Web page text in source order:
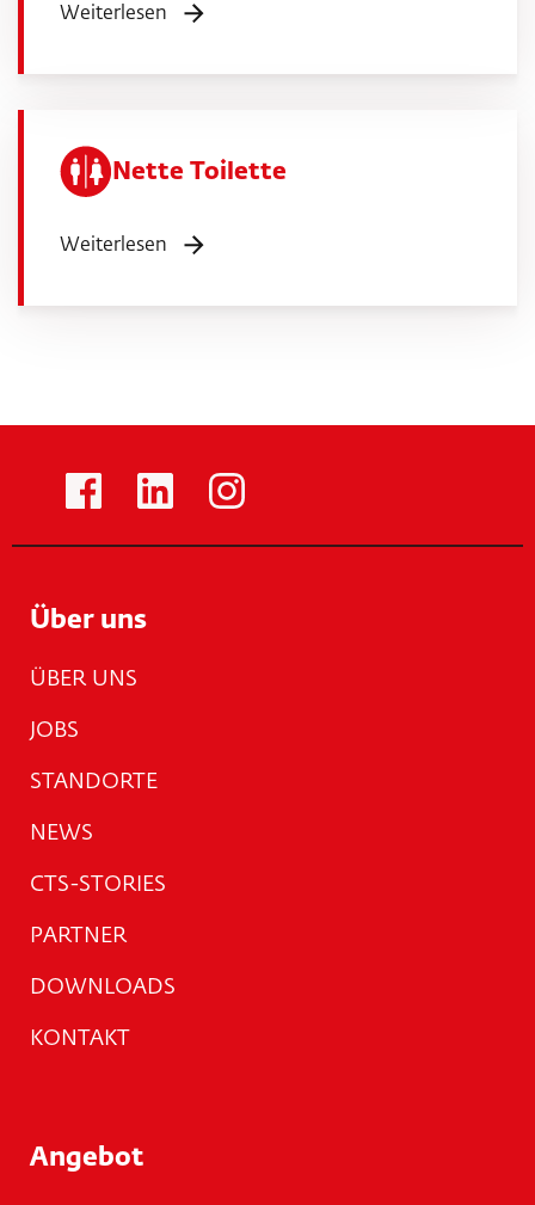
Weiterlesen
Nette Toilette
Weiterlesen
Über uns
ÜBER UNS
JOBS
STANDORTE
NEWS
CTS-STORIES
PARTNER
DOWNLOADS
KONTAKT
Angebot